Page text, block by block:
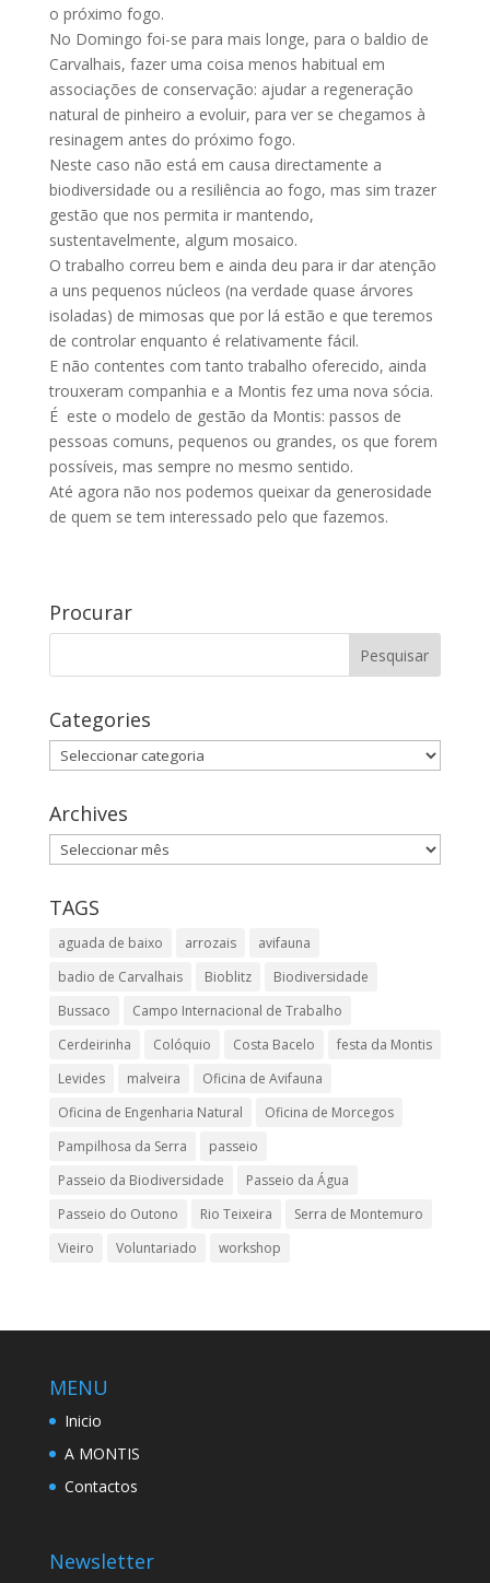
o próximo fogo.
No Domingo foi-se para mais longe, para o baldio de
Carvalhais, fazer uma coisa menos habitual em
associações de conservação: ajudar a regeneração
natural de pinheiro a evoluir, para ver se chegamos à
resinagem antes do próximo fogo.
Neste caso não está em causa directamente a
biodiversidade ou a resiliência ao fogo, mas sim trazer
gestão que nos permita ir mantendo,
sustentavelmente, algum mosaico.
O trabalho correu bem e ainda deu para ir dar atenção
a uns pequenos núcleos (na verdade quase árvores
isoladas) de mimosas que por lá estão e que teremos
de controlar enquanto é relativamente fácil.
E não contentes com tanto trabalho oferecido, ainda
trouxeram companhia e a Montis fez uma nova sócia.
É este o modelo de gestão da Montis: passos de
pessoas comuns, pequenos ou grandes, os que forem
possíveis, mas sempre no mesmo sentido.
Até agora não nos podemos queixar da generosidade
de quem se tem interessado pelo que fazemos.
Procurar
Categories
Categories
Archives
Archives
TAGS
aguada de baixo arrozais
avifauna
badio de Carvalhais
Bioblitz
Biodiversidade
Bussaco
Campo Internacional de Trabalho
Cerdeirinha
Colóquio Costa Bacelo
festa da Montis
Levides
malveira
Oficina de Avifauna
Oficina de Engenharia Natural
Oficina de Morcegos
Pampilhosa da Serra
passeio
Passeio da Biodiversidade
Passeio da Água
Passeio do Outono
Rio Teixeira
Serra de Montemuro
Vieiro
Voluntariado workshop
MENU
Inicio
A MONTIS
Contactos
Newsletter